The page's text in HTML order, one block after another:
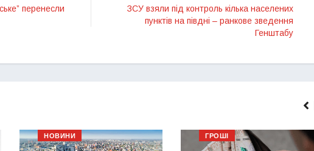
перенесли
ЗСУ взяли під контроль кілька населених
пунктів на півдні – ранкове зведення
Генштабу
НОВИНИ ГРОШІ